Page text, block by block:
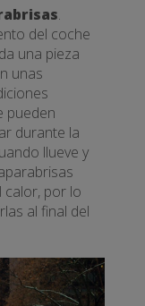
.
del coche
una pieza
unas
pueden
durante la
llueve y
calor, por lo
al final del